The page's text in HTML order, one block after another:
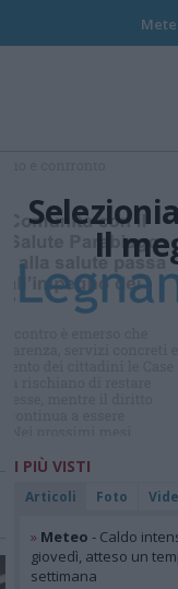
Il
I PIÙ VISTI
Articoli Foto
» Meteo - Caldo
giovedì, atteso un
settimana